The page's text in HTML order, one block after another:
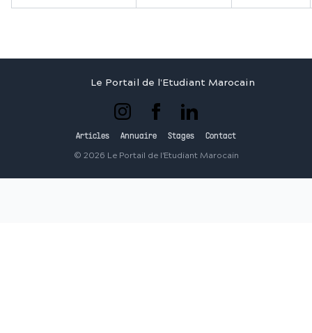
Le Portail de l'Etudiant Marocain
Articles Annuaire Stages Contact
© 2026 Le Portail de l'Etudiant Marocain